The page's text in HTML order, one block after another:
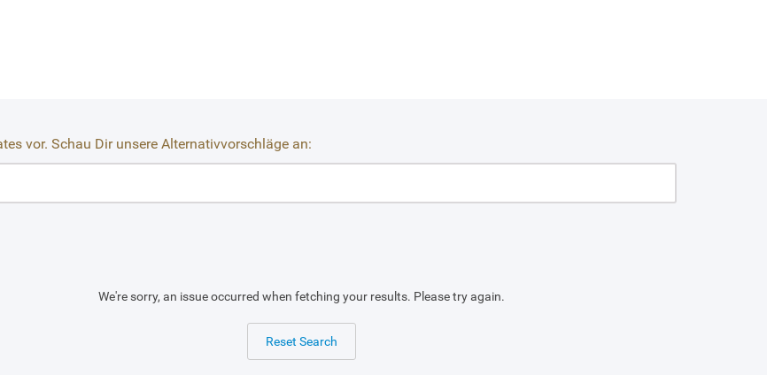
vor. Schau Dir unsere Alternativvorschläge an:
We're sorry, an issue occurred when fetching your results. Please try again.
Reset Search